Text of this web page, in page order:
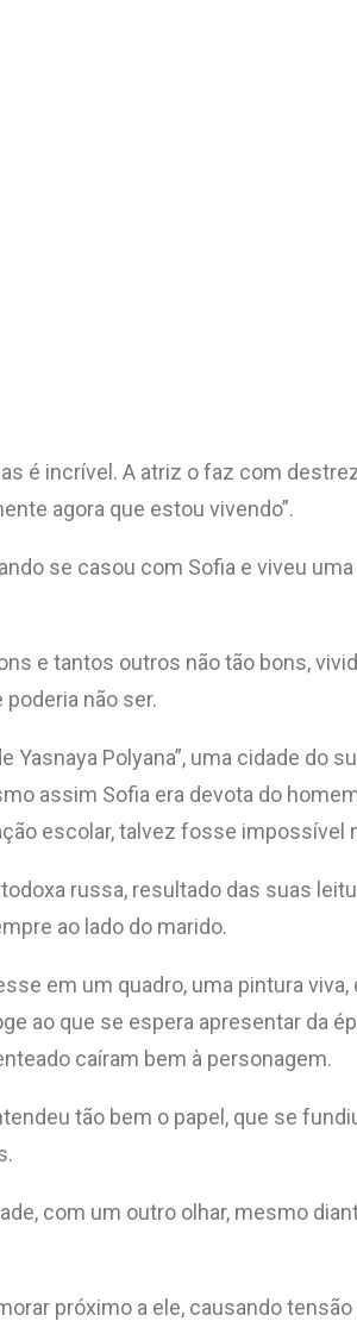
é incrível. A atriz o faz com
agora que estou vivendo”.
se casou com Sofia e viveu
e tantos outros não tão bons,
não ser.
Yasnaya Polyana”, uma cidade
assim Sofia era devota do
escolar, talvez fosse impossível
russa, resultado das suas
ao lado do marido.
em um quadro, uma pintura
ao que se espera apresentar da
caíram bem à personagem.
tão bem o papel, que se
com um outro olhar, mesmo
próximo a ele, causando